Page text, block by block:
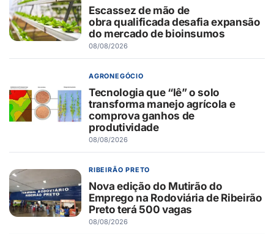
Escassez de mão de
obra qualificada desafia expansão
do mercado de bioinsumos
08/08/2026
AGRONEGÓCIO
Tecnologia que “lê” o solo
transforma manejo agrícola e
comprova ganhos de
produtividade
08/08/2026
RIBEIRÃO PRETO
Nova edição do Mutirão do
Emprego na Rodoviária de Ribeirão
Preto terá 500 vagas
08/08/2026